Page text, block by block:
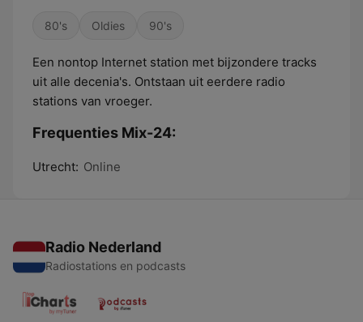
80's Oldies 90's
Een nontop Internet station met bijzondere tracks
uit alle decenia's. Ontstaan uit eerdere radio
stations van vroeger.
Frequenties Mix-24:
Utrecht: Online
Radio Nederland
Radiostations en podcasts